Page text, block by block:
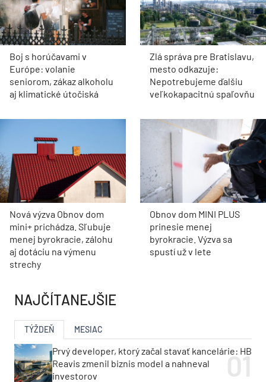
Boj s horúčavami v
Európe: volanie
seniorom, zákaz alkoholu
aj klimatické útočiská
Zlá správa pre Bratislavu,
mesto odkazuje:
Nepotrebujeme ďalšiu
veľkokapacitnú spaľovňu
Nová výzva Obnov dom
mini+ prichádza. Sľubuje
menej byrokracie, zálohu
aj dotáciu na výmenu
strechy
Obnov dom MINI PLUS
prinesie menej
byrokracie. Výzva sa
spustí už v lete
NAJČÍTANEJŠIE
TÝŽDEŇ MESIAC
Prvý developer, ktorý začal stavať kancelárie: HB
Reavis zmenil biznis model a nahneval
investorov